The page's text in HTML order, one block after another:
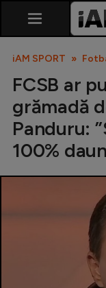
U21
iAM SPORT
FCSB ar
grămadă
Panduru:
100%